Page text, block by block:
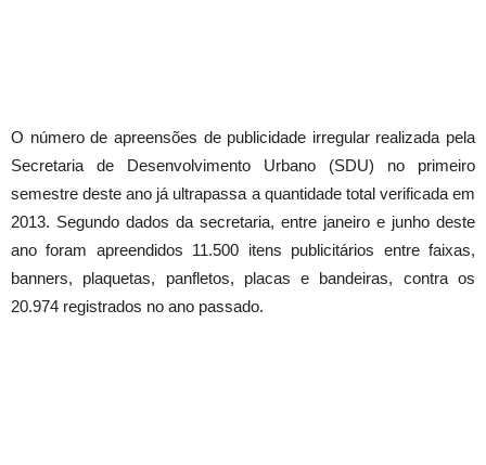
O número de apreensões de publicidade irregular realizada pela
Secretaria de Desenvolvimento Urbano (SDU) no primeiro
semestre deste ano já ultrapassa a quantidade total verificada em
2013. Segundo dados da secretaria, entre janeiro e junho deste
ano foram apreendidos 11.500 itens publicitários entre faixas,
banners, plaquetas, panfletos, placas e bandeiras, contra os
20.974 registrados no ano passado.